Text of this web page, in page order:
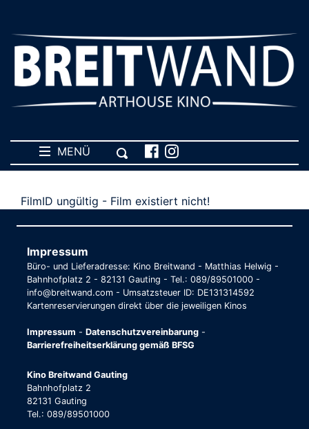
MENÜ
FilmID ungültig - Film existiert nicht!
Impressum
Büro- und Lieferadresse: Kino Breitwand - Matthias Helwig -
Bahnhofplatz 2 - 82131 Gauting - Tel.: 089/89501000 -
info@breitwand.com - Umsatzsteuer ID: DE131314592
Kartenreservierungen direkt über die jeweiligen Kinos
Impressum - Datenschutzvereinbarung -
Barrierefreiheitserklärung gemäß BFSG
Kino Breitwand Gauting
Bahnhofplatz 2
82131 Gauting
Tel.: 089/89501000